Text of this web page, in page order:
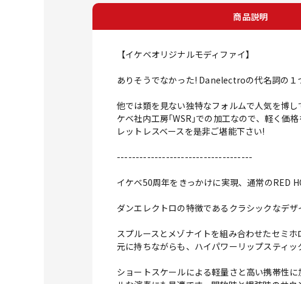
商品説明
【イケベオリジナルモディファイ】
ありそうでなかった! Danelectroの代名詞の１
他では類を見ない独特なフォルムで人気を博
ケベ社内工房｢WSR｣での加工なので、軽く価
レットレスベースを是非ご堪能下さい!
------------------------------------
イケベ50周年をきっかけに実現、通常のRED
ダンエレクトロの特徴であるクラシックなデ
スプルースとメゾナイトを組み合わせたセミ
元に持ちながらも、ハイパワーリップスティ
ショートスケールによる軽量さと高い携帯性